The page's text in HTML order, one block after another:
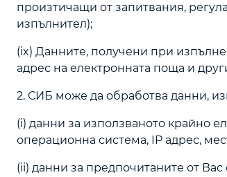
произтичащи от запитвания,
изпълнител);
(ix) Данните, получени при
адрес на електронната поща и
2. СИБ може да обработва данни,
(i) данни за използваното крайно
операционна система, IP адрес,
(ii) данни за предпочитаните от Вас